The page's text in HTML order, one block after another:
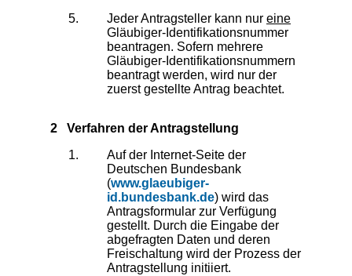
Jeder Antragsteller kann nur eine
Gläubiger-Identifikationsnummer
beantragen. Sofern mehrere
Gläubiger-Identifikationsnummern
beantragt werden, wird nur der
zuerst gestellte Antrag beachtet.
2 Verfahren der Antragstellung
Auf der Internet-Seite der
Deutschen Bundesbank
(www.glaeubiger-
id.bundesbank.de) wird das
Antragsformular zur Verfügung
gestellt. Durch die Eingabe der
abgefragten Daten und deren
Freischaltung wird der Prozess der
Antragstellung initiiert.